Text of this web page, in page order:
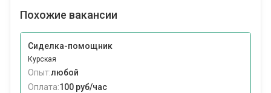
Похожие вакансии
Сиделка-помощник
Курская
Опыт:любой
Оплата:100 руб/час